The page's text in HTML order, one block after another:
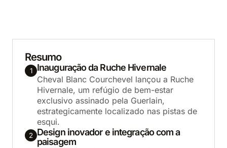
Resumo
1 Inauguração da Ruche Hivernale
Cheval Blanc Courchevel lançou a Ruche
Hivernale, um refúgio de bem-estar
exclusivo assinado pela Guerlain,
estrategicamente localizado nas pistas de
esqui.
2 Design inovador e integração com a
paisagem